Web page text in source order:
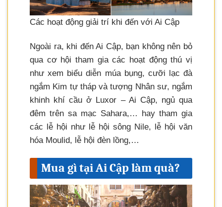
Các hoạt động giải trí khi đến với Ai Cập
Ngoài ra, khi đến Ai Cập, bạn không nên bỏ
qua cơ hội tham gia các hoạt động thú vị
như xem biểu diễn múa bụng, cưỡi lạc đà
ngắm Kim tự tháp và tượng Nhân sư, ngắm
khinh khí cầu ở Luxor – Ai Cập, ngủ qua
đêm trên sa mạc Sahara,… hay tham gia
các lễ hội như lễ hội sông Nile, lễ hội văn
hóa Moulid, lễ hội đèn lồng,…
Mua gì tại Ai Cập làm quà?